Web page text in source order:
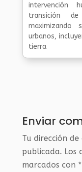
intervención
transición
urbanos,
tierra.
Enviar
Tu dirección
publicada. Los
marcados con *